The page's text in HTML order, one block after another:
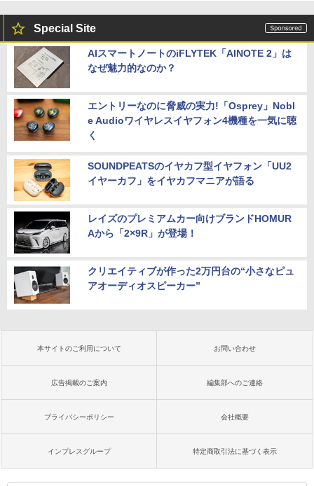
Special Site
AIスマートノートのiFLYTEK「AINOTE 2」は
なぜ魅力的なのか？
エントリーなのに脅威の実力!「Osprey」Nobl
e Audioワイヤレスイヤフォン4機種を一気に聴
く
SOUNDPEATSのイヤカフ型イヤフォン「UU2
イヤーカフ」をイヤカフマニアが語る
レイズのプレミアムカー向けブランドHOMUR
Aから「2×9R」が登場！
クリエイティブが作った2万円台の“小さなピュ
アオーディオスピーカー”
本サイトのご利用について お問い合わせ
広告掲載のご案内 編集部へのご連絡
プライバシーポリシー 会社概要
インプレスグループ 特定商取引法に基づく表示